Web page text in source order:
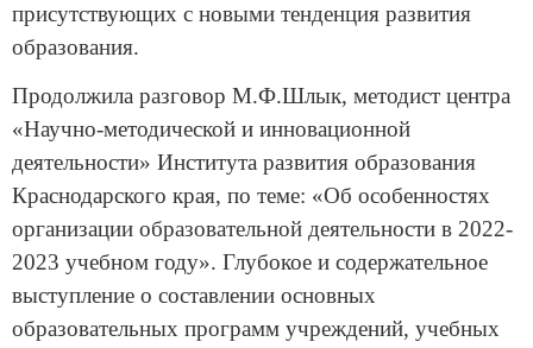
присутствующих с новыми тенденция развития
образования.
Продолжила разговор М.Ф.Шлык, методист центра
«Научно-методической и инновационной
деятельности» Института развития образования
Краснодарского края, по теме: «Об особенностях
организации образовательной деятельности в 2022-
2023 учебном году». Глубокое и содержательное
выступление о составлении основных
образовательных программ учреждений, учебных